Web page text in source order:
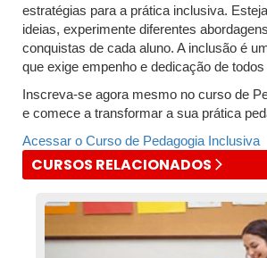
estratégias para a prática inclusiva.
ideias, experimente diferentes
conquistas de cada aluno. A inclusão é
que exige empenho e dedicação de
Inscreva-se agora mesmo no curso de
e comece a transformar a sua prática
Acessar o Curso de Pedagogia Inclusiva
CURSOS RELACIONADOS